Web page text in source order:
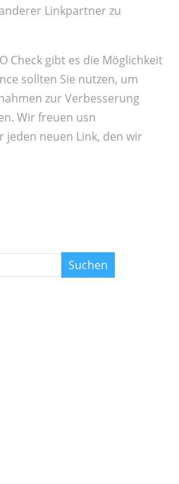
Linkpartner zu
Check gibt es die Möglichkeit
sollten Sie nutzen, um
zur Verbesserung
Wir freuen usn
neuen Link, den wir